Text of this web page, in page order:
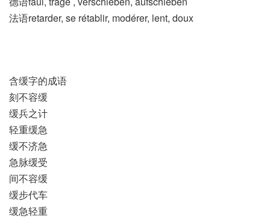
法语retarder, se rétablir, modérer, lent, doux
含缓字的成语
刻不容缓
缓兵之计
轻重缓急
缓不济急
急脉缓受
间不容缓
缓步代车
缓急轻重